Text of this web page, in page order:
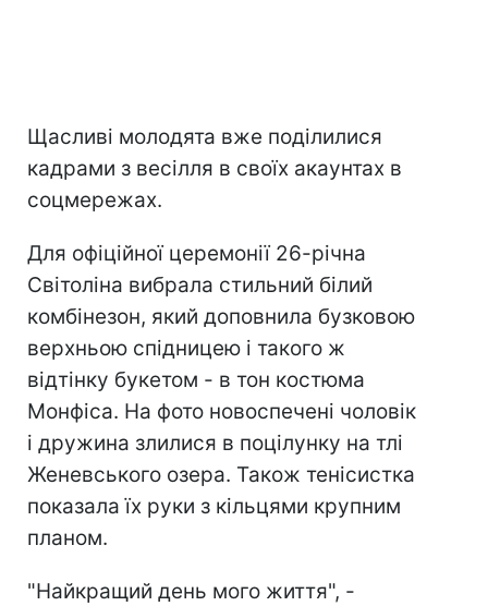
Щасливі молодята вже поділилися
кадрами з весілля в своїх акаунтах в
соцмережах.
Для офіційної церемонії 26-річна
Світоліна вибрала стильний білий
комбінезон, який доповнила бузковою
верхньою спідницею і такого ж
відтінку букетом - в тон костюма
Монфіса. На фото новоспечені чоловік
і дружина злилися в поцілунку на тлі
Женевського озера. Також тенісистка
показала їх руки з кільцями крупним
планом.
"Найкращий день мого життя", -